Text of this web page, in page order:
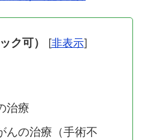
ク可） [非表示]
治療
んの治療（手術不